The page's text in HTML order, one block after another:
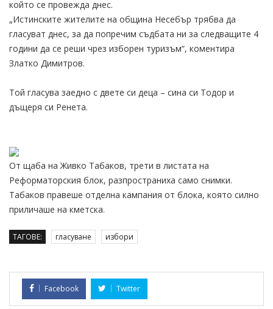
който се провежда днес.
„Истинските жителите на община Несебър трябва да
гласуват днес, за да попречим съдбата ни за следващите 4
години да се реши чрез изборен туризъм“, коментира
Златко Димитров.
Той гласува заедно с двете си деца – сина си Тодор и
дъщеря си Ренета.
От щаба на Живко Табаков, трети в листата на
Реформаторския блок, разпространиха само снимки.
Табаков правеше отделна кампания от блока, която силно
приличаше на кметска.
ТАГОВЕ: гласуване избори
Facebook Twitter